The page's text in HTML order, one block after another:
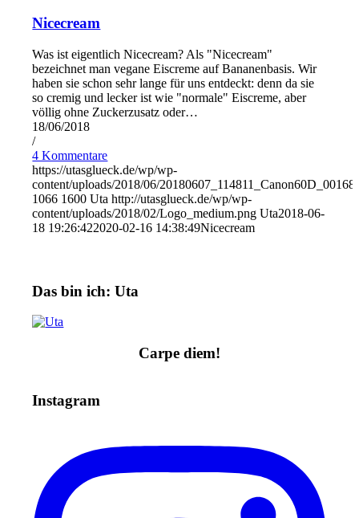
Nicecream
Was ist eigentlich Nicecream? Als "Nicecream"
bezeichnet man vegane Eiscreme auf Bananenbasis. Wir
haben sie schon sehr lange für uns entdeckt: denn da sie
so cremig und lecker ist wie "normale" Eiscreme, aber
völlig ohne Zuckerzusatz oder…
18/06/2018
/
4 Kommentare
https://utasglueck.de/wp/wp-
content/uploads/2018/06/
1066 1600 Uta http://utasglueck.de/wp/wp-
content/uploads/2018/02/Logo_medium.png Uta2018-06-
18 19:26:422020-02-16 14:38:49Nicecream
Das bin ich: Uta
Carpe diem!
Instagram